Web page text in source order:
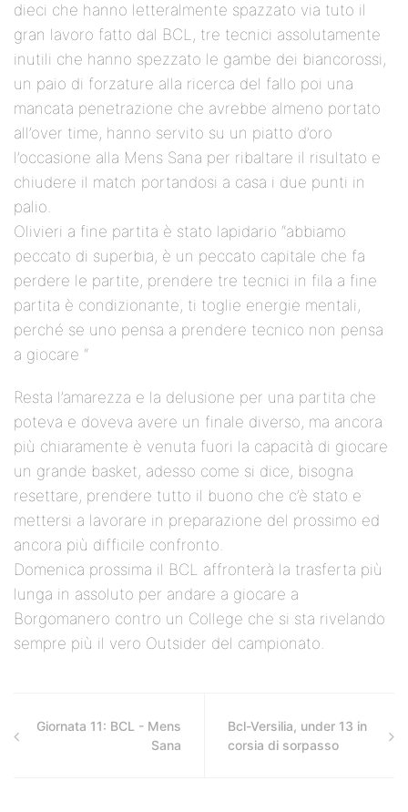
dieci che hanno letteralmente spazzato via tuto il
gran lavoro fatto dal BCL, tre tecnici assolutamente
inutili che hanno spezzato le gambe dei biancorossi,
un paio di forzature alla ricerca del fallo poi una
mancata penetrazione che avrebbe almeno portato
all’over time, hanno servito su un piatto d’oro
l’occasione alla Mens Sana per ribaltare il risultato e
chiudere il match portandosi a casa i due punti in
palio.
Olivieri a fine partita è stato lapidario “abbiamo
peccato di superbia, è un peccato capitale che fa
perdere le partite, prendere tre tecnici in fila a fine
partita è condizionante, ti toglie energie mentali,
perché se uno pensa a prendere tecnico non pensa
a giocare “
Resta l’amarezza e la delusione per una partita che
poteva e doveva avere un finale diverso, ma ancora
più chiaramente è venuta fuori la capacità di giocare
un grande basket, adesso come si dice, bisogna
resettare, prendere tutto il buono che c’è stato e
mettersi a lavorare in preparazione del prossimo ed
ancora più difficile confronto.
Domenica prossima il BCL affronterà la trasferta più
lunga in assoluto per andare a giocare a
Borgomanero contro un College che si sta rivelando
sempre più il vero Outsider del campionato.
Giornata 11: BCL - Mens
Sana
Bcl-Versilia, under 13 in
corsia di sorpasso